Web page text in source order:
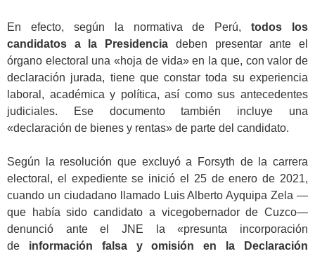
En efecto, según la normativa de Perú,todos los
candidatos a la Presidencia deben presentar ante el
órgano electoral una «hoja de vida» en la que, con valor de
declaración jurada, tiene que constar toda su experiencia
laboral, académica y política, así como sus antecedentes
judiciales. Ese documento también incluye una
«declaración de bienes y rentas» de parte del candidato.
Según la resolución que excluyó a Forsyth de la carrera
electoral, el expediente se inició el 25 de enero de 2021,
cuando un ciudadano llamado Luis Alberto Ayquipa Zela —
que había sido candidato a vicegobernador de Cuzco—
denunció ante el JNE la «presunta incorporación
de información falsa y omisión en la Declaración